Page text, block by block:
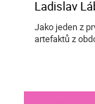
Ladislav
Jako jeden z
artefaktů z